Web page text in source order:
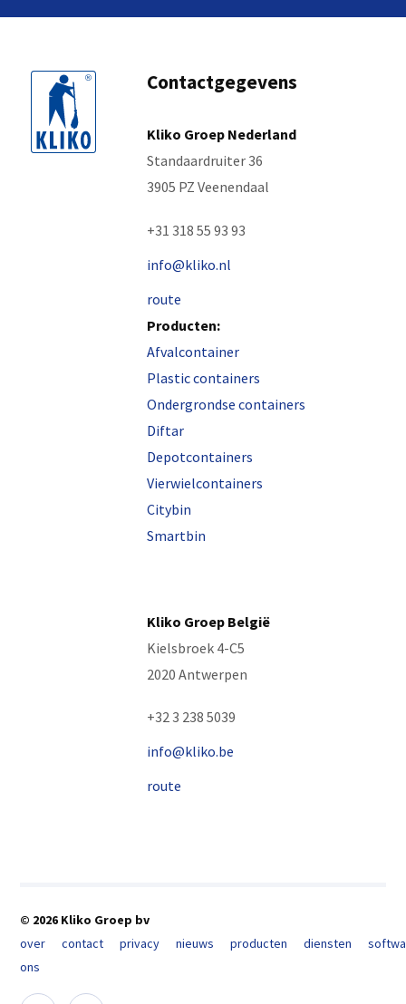
Contactgegevens
Kliko Groep Nederland
Standaardruiter 36
3905 PZ Veenendaal
+31 318 55 93 93
info@kliko.nl
route
Producten:
Afvalcontainer
Plastic containers
Ondergrondse containers
Diftar
Depotcontainers
Vierwielcontainers
Citybin
Smartbin
Kliko Groep België
Kielsbroek 4-C5
2020 Antwerpen
+32 3 238 5039
info@kliko.be
route
© 2026 Kliko Groep bv
over
ons
contact privacy nieuws producten diensten